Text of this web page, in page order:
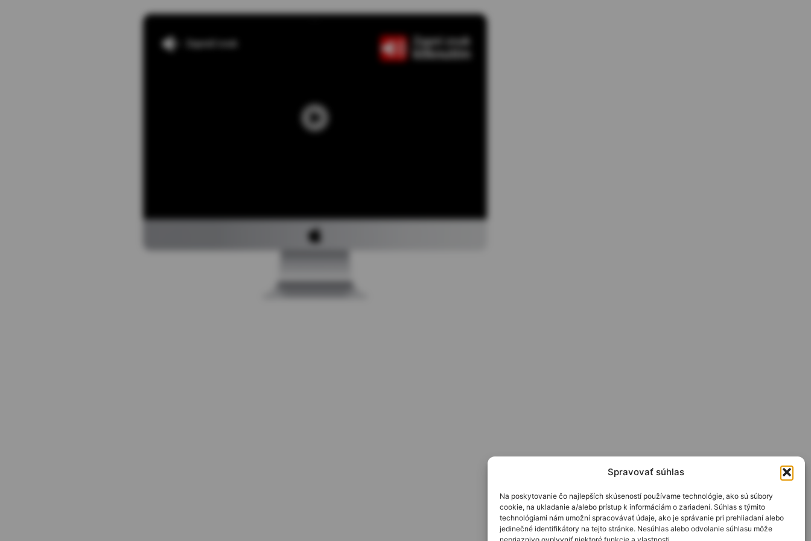
Spravovať súhlas
Na poskytovanie čo najlepších skúseností používame technológie, ako sú súbory
cookie, na ukladanie a/alebo prístup k informáciám o zariadení. Súhlas s týmito
technológiami nám umožní spracovávať údaje, ako je správanie pri prehliadaní alebo
jedinečné identifikátory na tejto stránke. Nesúhlas alebo odvolanie súhlasu môže